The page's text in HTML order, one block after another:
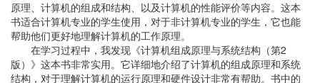
原理、计算机的组成和结构、以及计算机的性能评价等内容。这本
书适合计算机专业的学生使用，对于非计算机专业的学生，它也能
帮助他们更好地理解计算机的工作原理。
在学习过程中，我发现《计算机组成原理与系统结构（第2
版）》这本书非常实用。它详细地介绍了计算机的组成原理和系统
结构，对于理解计算机的运行原理和硬件设计非常有帮助。书中的